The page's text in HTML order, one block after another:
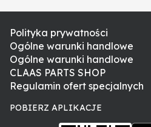
Polityka prywatności
Ogólne warunki handlowe
Ogólne warunki handlowe
CLAAS PARTS SHOP
Regulamin ofert specjalnych
POBIERZ APLIKACJE